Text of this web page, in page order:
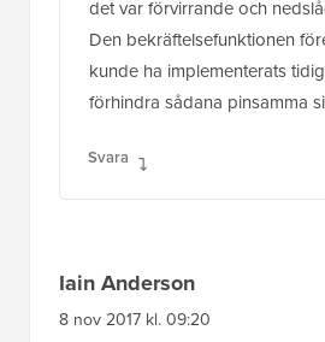
det var förvirrande och
Den bekräftelsefunktionen
kunde ha implementerats
förhindra sådana pinsamma
Svara
Iain Anderson
8 nov 2017 kl. 09:20